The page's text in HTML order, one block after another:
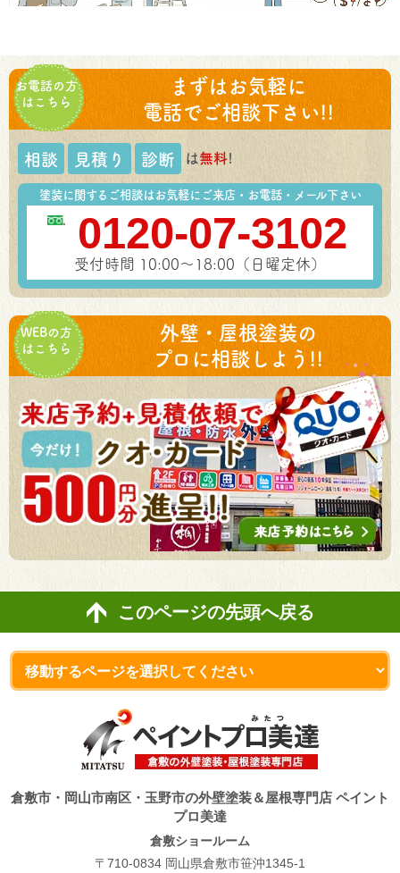
お電話の方
はこちら
まずはお気軽に
電話でご相談下さい!!
相談 見積り 診断 は無料!
塗装に関するご相談はお気軽にご来店・お電話・メール下さい
0120-07-3102
受付時間 10:00～18:00（日曜定休）
WEBの方
はこちら
外壁・屋根塗装の
プロに相談しよう!!
このページの先頭へ戻る
倉敷市・岡山市南区・玉野市の外壁塗装＆屋根専門店 ペイント
プロ美達
倉敷ショールーム
〒710-0834 岡山県倉敷市笹沖1345-1